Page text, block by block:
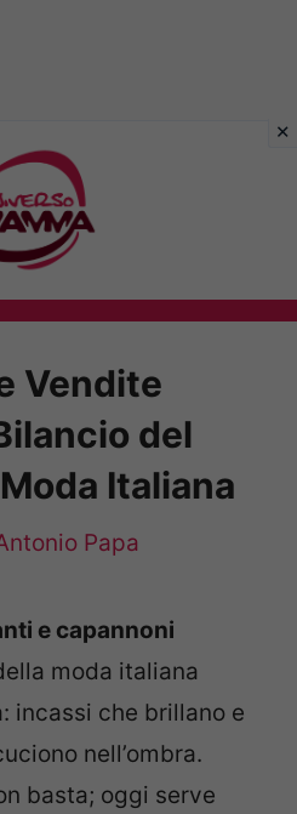
Vendite
del
Italiana
Papa
e capannoni
moda italiana
incassi che brillano e
nell’ombra.
basta; oggi serve